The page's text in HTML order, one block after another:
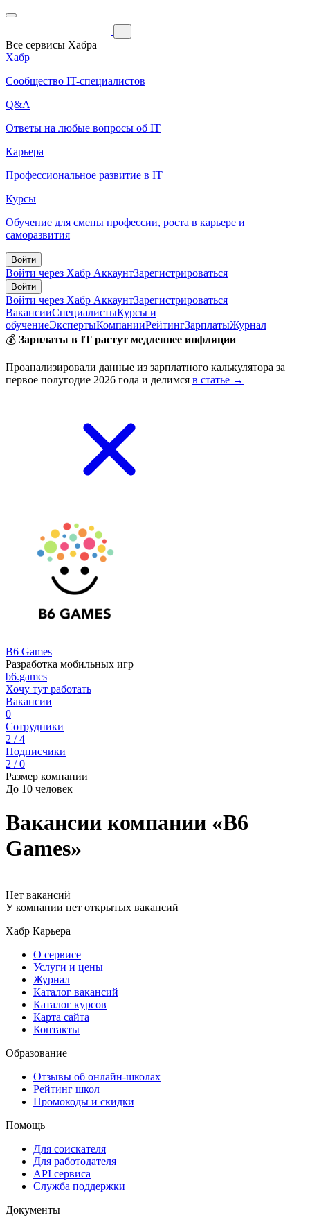
Все сервисы Хабра
Хабр
Сообщество IT-специалистов
Q&A
Ответы на любые вопросы об IT
Карьера
Профессиональное развитие в IT
Курсы
Обучение для смены профессии, роста в карьере и
саморазвития
Войти
Войти через Хабр АккаунтЗарегистрироваться
Войти
Войти через Хабр АккаунтЗарегистрироваться
ВакансииСпециалистыКурсы и
обучениеЭкспертыКомпанииРейтингЗарплатыЖурнал
💰 Зарплаты в IT растут медленнее инфляции
Проанализировали данные из зарплатного калькулятора за
первое полугодие 2026 года и делимся в статье →
B6 Games
Разработка мобильных игр
b6.games
Хочу тут работать
Вакансии
0
Сотрудники
2 / 4
Подписчики
2 / 0
Размер компании
До 10 человек
Вакансии компании «B6
Games»
Нет вакансий
У компании нет открытых вакансий
Хабр Карьера
О сервисе
Услуги и цены
Журнал
Каталог вакансий
Каталог курсов
Карта сайта
Контакты
Образование
Отзывы об онлайн-школах
Рейтинг школ
Промокоды и скидки
Помощь
Для соискателя
Для работодателя
API сервиса
Служба поддержки
Документы